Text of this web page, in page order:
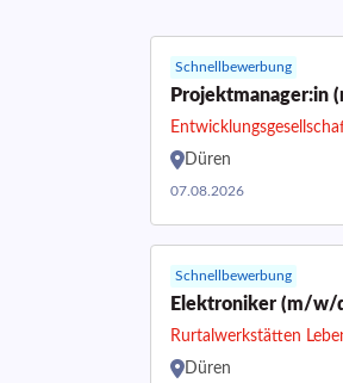
Schnellbewerbung
Projektmanager:in
Düren
07.08.2026
Schnellbewerbung
Elektroniker (m/w/
Rurtalwerkstätten
Düren